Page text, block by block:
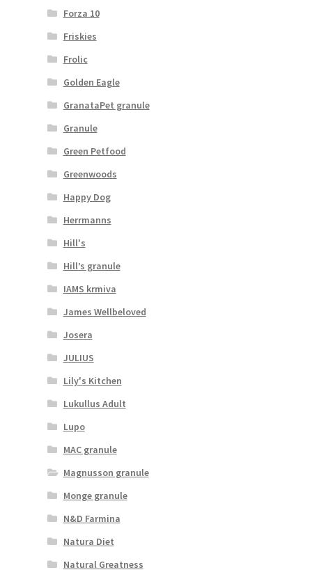
Forza 10
Friskies
Frolic
Golden Eagle
GranataPet granule
Granule
Green Petfood
Greenwoods
Happy Dog
Herrmanns
Hill's
Hill’s granule
IAMS krmiva
James Wellbeloved
Josera
JULIUS
Lily's Kitchen
Lukullus Adult
Lupo
MAC granule
Magnusson granule
Monge granule
N&D Farmina
Natura Diet
Natural Greatness